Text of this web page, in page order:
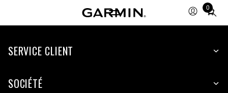
0
Total
items
cart:
SERVICE CLIENT
SOCIÉTÉ